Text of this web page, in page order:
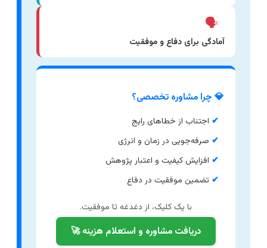
آمادگی برای دفاع و موفقیت
💎 چرا مشاوره تخصصی؟
اجتناب از خطاهای رایج
صرفه‌جویی در زمان و انرژی
افزایش کیفیت و اعتبار پژوهش
تضمین موفقیت در دفاع
با یک کلیک، از دغدغه تا موفقیت.
دریافت مشاوره و استعلام هزینه 🚀